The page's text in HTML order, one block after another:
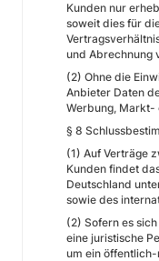
Kunden nur
soweit dies für
und Abrechnung
(2) Ohne die
Anbieter Daten
Werbung, Markt-
§ 8
(1) Auf Verträge
Kunden findet
Deutschland
sowie des
(2) Sofern es
eine juristische
um ein